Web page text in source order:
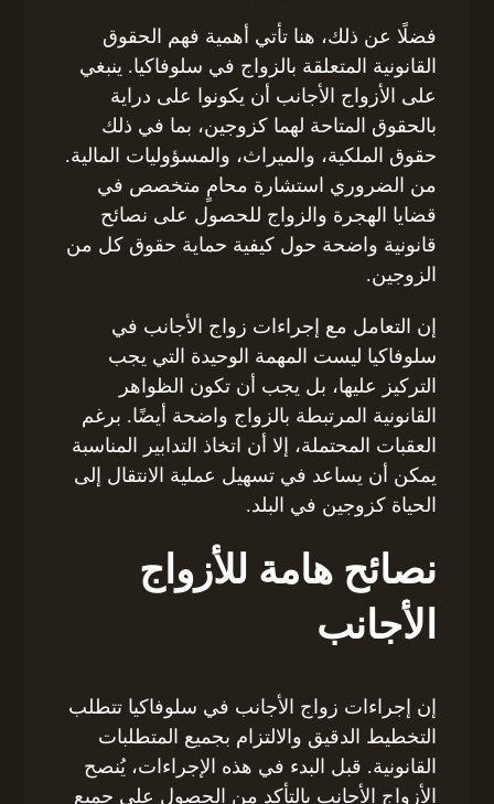
فضلًا عن ذلك، هنا تأتي أهمية فهم الحقوق
القانونية المتعلقة بالزواج في سلوفاكيا. ينبغي
على الأزواج الأجانب أن يكونوا على دراية
بالحقوق المتاحة لهما كزوجين، بما في ذلك
حقوق الملكية، والميراث، والمسؤوليات المالية.
من الضروري استشارة محامٍ متخصص في
قضايا الهجرة والزواج للحصول على نصائح
قانونية واضحة حول كيفية حماية حقوق كل من
الزوجين.
إن التعامل مع إجراءات زواج الأجانب في
سلوفاكيا ليست المهمة الوحيدة التي يجب
التركيز عليها، بل يجب أن تكون الظواهر
القانونية المرتبطة بالزواج واضحة أيضًا. برغم
العقبات المحتملة، إلا أن اتخاذ التدابير المناسبة
يمكن أن يساعد في تسهيل عملية الانتقال إلى
الحياة كزوجين في البلد.
نصائح هامة للأزواج
الأجانب
إن إجراءات زواج الأجانب في سلوفاكيا تتطلب
التخطيط الدقيق والالتزام بجميع المتطلبات
القانونية. قبل البدء في هذه الإجراءات، يُنصح
الأزواج الأجانب بالتأكد من الحصول على جميع